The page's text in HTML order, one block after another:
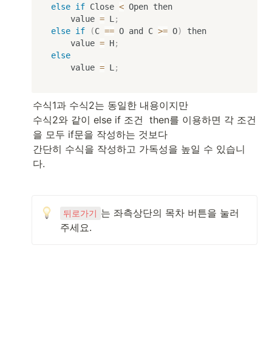
else if Close < Open then
		value
= L ;
else if (C == O and C >= O)
then
		value
= H;
else
		value
= L ;
수식1과 수식2는 동일한 내용이지만
수식2와 같이 else if 조건  then를 이용하면 각 조건
을 모두 if문을 작성하는 것보다
간단히 수식을 작성하고 가독성을 높일 수 있습니
다.
뒤로가기 는 좌측상단의 목차 버튼을 눌러
주세요.